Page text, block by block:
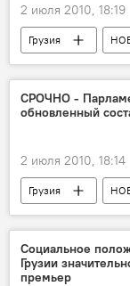
2 июля 2010, 18:19
Грузия
СРОЧНО -
обновленный
2 июля 2010, 18:14
Грузия
Социальное
Грузии
премьер